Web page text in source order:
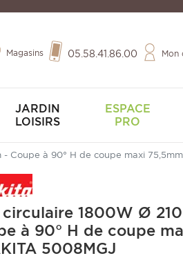
Magasins 05.58.41.86.00 Mon
JARDIN
LOISIRS
ESPACE
PRO
Coupe à 90° H de coupe maxi
circulaire 1800W Ø
à 90° H de coupe
5008MGJ